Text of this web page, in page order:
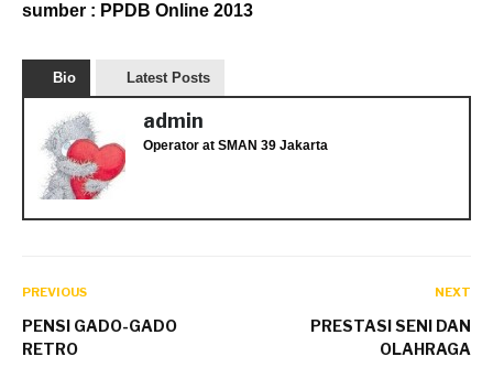
sumber : PPDB Online 2013
Bio Latest Posts
admin
Operator at SMAN 39 Jakarta
PREVIOUS
PENSI GADO-GADO
RETRO
NEXT
PRESTASI SENI DAN
OLAHRAGA